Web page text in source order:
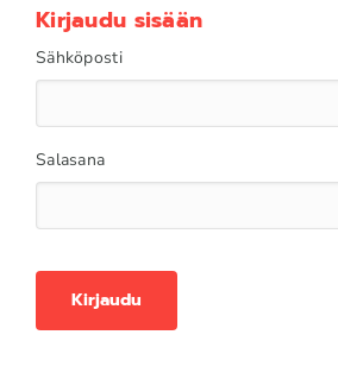
Kirjaudu sisään
Sähköposti
Salasana
Kirjaudu